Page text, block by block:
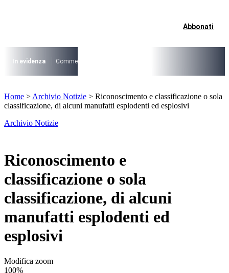
I più cercati
Lorem ipsum dolor sit amet consectetur
Lorem ipsum dolor sit amet consectetur
Abbonati
In evidenza Commercio su aree pubbliche
Lorem ipsum dolor sit amet consectetur
Home > Archivio Notizie > Riconoscimento e classificazione o sola
classificazione, di alcuni manufatti esplodenti ed esplosivi
Archivio Notizie
Riconoscimento e
classificazione o sola
classificazione, di alcuni
manufatti esplodenti ed
esplosivi
Modifica zoom
100%